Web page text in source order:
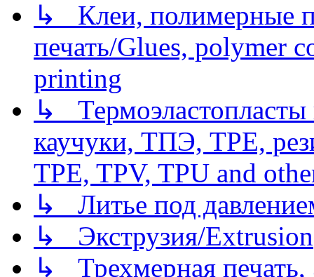
↳ Клеи, полимерные
печать/Glues, polymer
printing
↳
каучуки, ТПЭ, TPE,
TPE, TPV, TPU and
↳ Литье под
↳ Экструзия/Extrusion
↳ Трехмерная